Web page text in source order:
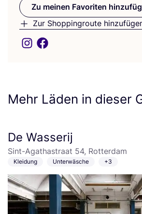
Zu meinen Favoriten
Zu meinen
Zur Shoppingroute
Mehr Läden in dieser
De Wasserij
Sint-Agathastraat 54, Rotterdam
Kleidung Unterwäsche +3